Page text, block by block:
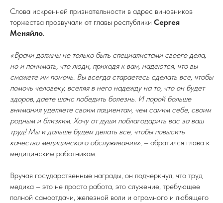
Слова искренней признательности в адрес виновников
торжества прозвучали от главы республики Сергея
Меняйло.
«Врачи должны не только быть специалистами своего дела,
но и понимать, что люди, приходя к вам, надеются, что вы
сможете им помочь. Вы всегда стараетесь сделать все, чтобы
помочь человеку, вселяя в него надежду на то, что он будет
здоров, даете шанс победить болезнь. И порой больше
внимания уделяете своим пациентам, чем самим себе, своим
родным и близким. Хочу от души поблагодарить вас за ваш
труд! Мы и дальше будем делать все, чтобы повысить
качество медицинского обслуживания», – обратился глава к
медицинским работникам.
Вручая государственные награды, он подчеркнул, что труд
медика – это не просто работа, это служение, требующее
полной самоотдачи, железной воли и огромного и любящего